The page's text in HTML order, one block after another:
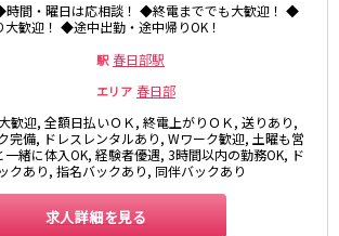
時間・曜日は応相談！ ◆終電まででも大歓迎！ ◆
大歓迎！ ◆途中出勤・途中帰りOK！
駅 春日部駅
エリア 春日部
歓迎, 全額日払いＯＫ, 終電上がりＯＫ, 送りあり,
完備, ドレスレンタルあり, Wワーク歓迎, 土曜も営
一緒に体入OK, 経験者優遇, 3時間以内の勤務OK, ド
クあり, 指名バックあり, 同伴バックあり
求人詳細を見る
勝田
前橋・伊勢崎
太田
渋川
関内駅
大宮駅
赤羽駅
蒲田駅
神田駅
御徒町駅
南浦和駅